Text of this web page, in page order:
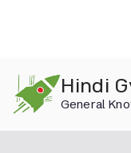
content
Hindi
General